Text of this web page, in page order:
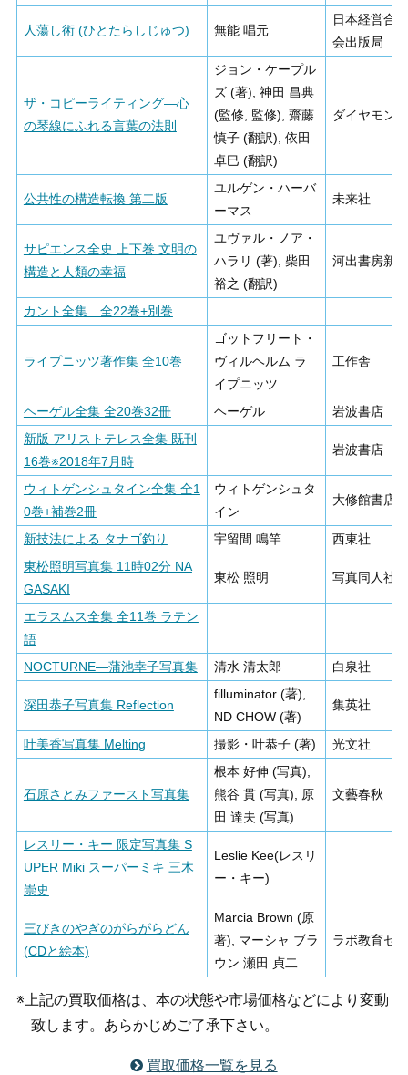
人蕩し術 (ひとたらしじゅつ) 無能 唱元
日本経営合
会出版局
ザ・コピーライティング―心
の琴線にふれる言葉の法則
ジョン・ケープル
ズ (著), 神田 昌典
(監修, 監修), 齋藤
慎子 (翻訳), 依田
卓巳 (翻訳)
ダイヤモン
公共性の構造転換 第二版
ユルゲン・ハーバ
ーマス
未来社
サピエンス全史 上下巻 文明の
構造と人類の幸福
ユヴァル・ノア・
ハラリ (著), 柴田
裕之 (翻訳)
河出書房新社
カント全集 全22巻+別巻
ライプニッツ著作集 全10巻
ゴットフリート・
ヴィルヘルム ラ
イプニッツ
工作舎
ヘーゲル全集 全20巻32冊 ヘーゲル
岩波書店
新版 アリストテレス全集 既刊
16巻※2018年7月時
岩波書店
ウィトゲンシュタイン全集 全1
0巻+補巻2冊
ウィトゲンシュタ
イン
大修館書店
新技法による タナゴ釣り 宇留間 鳴竿
西東社
東松照明写真集 11時02分 NA
GASAKI
東松 照明 写真同人社
エラスムス全集 全11巻 ラテン
語
NOCTURNE―蒲池幸子写真集
清水 清太郎 白泉社
深田恭子写真集 Reflection
filluminator (著),
ND CHOW (著)
集英社
叶美香写真集 Melting 撮影・叶恭子 (著) 光文社
石原さとみファースト写真集
根本 好伸 (写真),
熊谷 貫 (写真), 原
田 達夫 (写真)
文藝春秋
レスリー・キー 限定写真集 S
UPER Miki スーパーミキ 三木
崇史
Leslie Kee(レスリ
ー・キー)
三びきのやぎのがらがらどん
(CDと絵本)
Marcia Brown (原
著), マーシャ ブラ
ウン 瀬田 貞二
ラボ教育セ
※上記の買取価格は、本の状態や市場価格などにより変動
致します。あらかじめご了承下さい。
買取価格一覧を見る